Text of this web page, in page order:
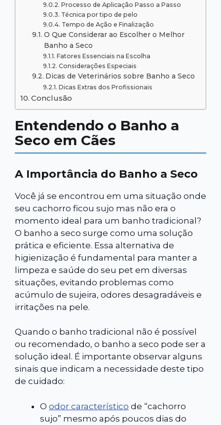
Processo de Aplicação Passo a Passo
Técnica por tipo de pelo
Tempo de Ação e Finalização
O Que Considerar ao Escolher o Melhor
Banho a Seco
Fatores Essenciais na Escolha
Considerações Especiais
Dicas de Veterinários sobre Banho a Seco
Dicas Extras dos Profissionais
Conclusão
Entendendo o Banho a
Seco em Cães
A Importância do Banho a Seco
Você já se encontrou em uma situação onde
seu cachorro ficou sujo mas não era o
momento ideal para um banho tradicional?
O banho a seco surge como uma solução
prática e eficiente. Essa alternativa de
higienização é fundamental para manter a
limpeza e saúde do seu pet em diversas
situações, evitando problemas como
acúmulo de sujeira, odores desagradáveis e
irritações na pele.
Quando o banho tradicional não é possível
ou recomendado, o banho a seco pode ser a
solução ideal. É importante observar alguns
sinais que indicam a necessidade deste tipo
de cuidado:
O odor característico de “cachorro
sujo” mesmo após poucos dias do